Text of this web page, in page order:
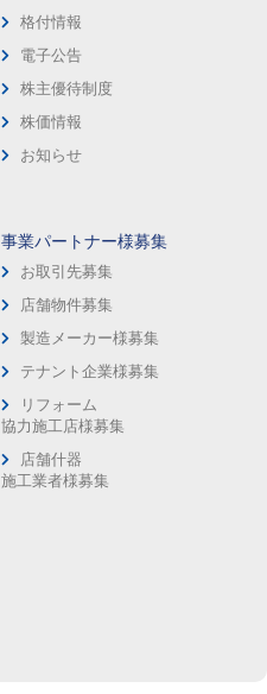
格付情報
電子公告
株主優待制度
株価情報
お知らせ
事業パートナー様募集
お取引先募集
店舗物件募集
製造メーカー様募集
テナント企業様募集
リフォーム
協力施工店様募集
店舗什器
施工業者様募集